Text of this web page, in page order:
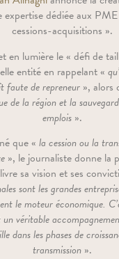
expertise dédiée aux
cessions-acquisitions ».
en lumière le « défi de
entité en rappelant «
faute de repreneur », alors
de la région et la
emplois».
que « la cession ou la
», le journaliste donne la
sa vision et ses
sont les grandes
le moteur économique.
véritable
dans les phases de
transmission».